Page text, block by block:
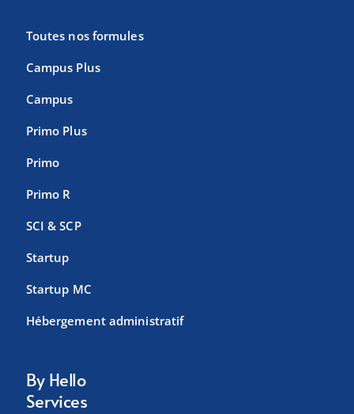
Toutes nos formules
Campus Plus
Campus
Primo Plus
Primo
Primo R
SCI & SCP
Startup
Startup MC
Hébergement administratif
By Hello
Services